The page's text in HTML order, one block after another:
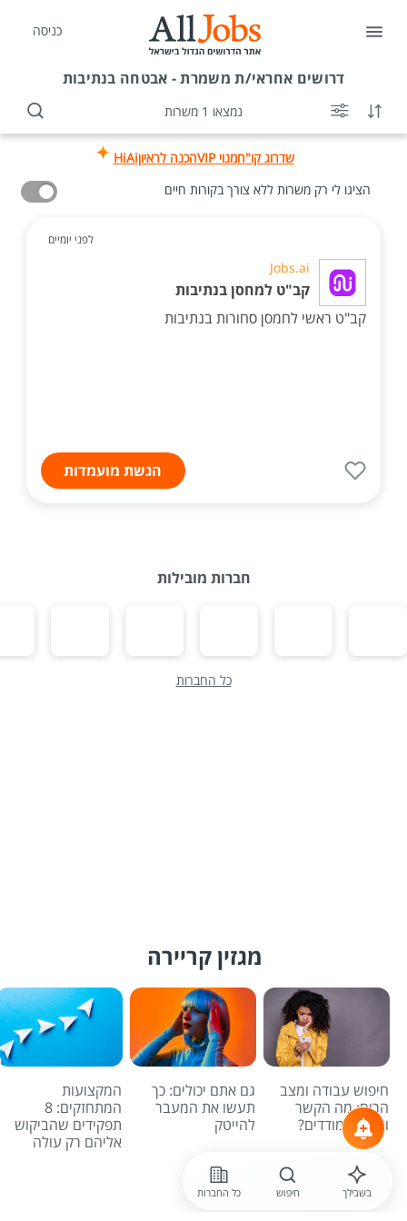
כניסה
דרושים אחראי/ת משמרת - אבטחה בנתיבות
נמצאו 1 משרות
שדרוג קו"חמנוי VIP הכנה לראיוןHiAi
הציגו לי רק משרות ללא צורך בקורות חיים
לפני יומיים
Jobs.ai
קב"ט למחסן בנתיבות
קב"ט ראשי לחמסן סחורות בנתיבות
הגשת מועמדות
חברות מובילות
כל החברות
מגזין קריירה
חיפוש עבודה ומצב
הרוח: מה הקשר
ואיך מתמודדים?
גם אתם יכולים: כך
תעשו את המעבר
להייטק
המקצועות
המתחזקים: 8
תפקידים שהביקוש
אליהם רק עולה
לכל הכתבות
בשבילך חיפוש כל החברות